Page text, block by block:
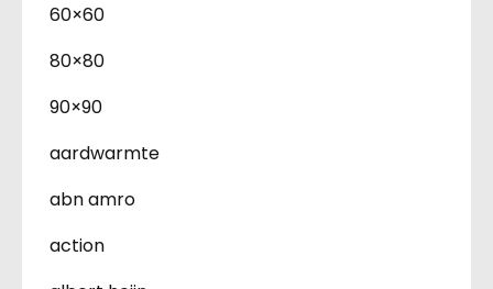
60×60
80×80
90×90
aardwarmte
abn amro
action